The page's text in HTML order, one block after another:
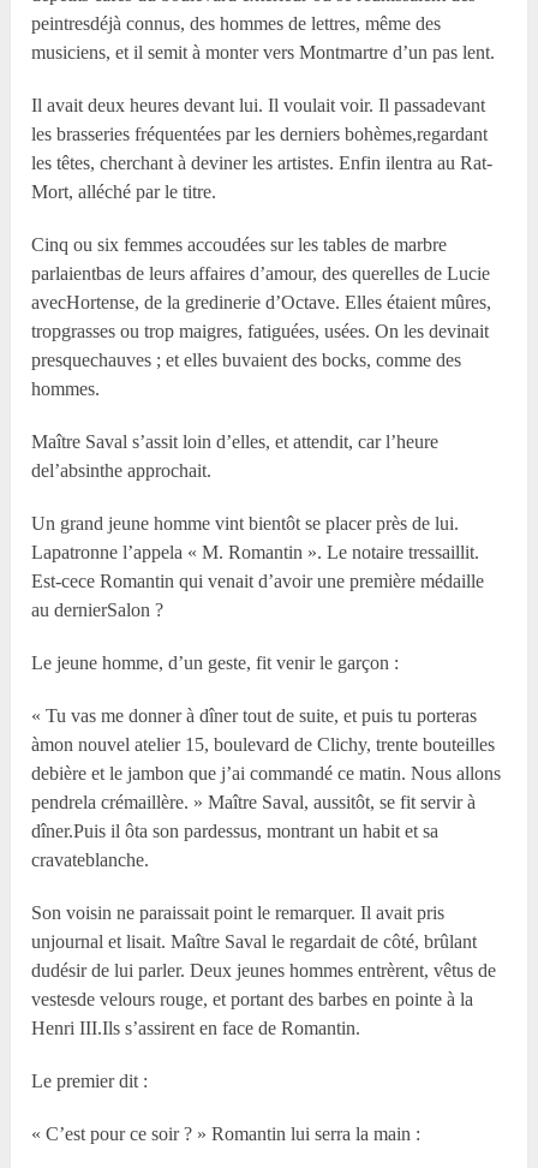
peintresdéjà connus, des hommes de lettres, même des
musiciens, et il semit à monter vers Montmartre d’un pas lent.
Il avait deux heures devant lui. Il voulait voir. Il passadevant
les brasseries fréquentées par les derniers bohèmes,regardant
les têtes, cherchant à deviner les artistes. Enfin ilentra au Rat-
Mort, alléché par le titre.
Cinq ou six femmes accoudées sur les tables de marbre
parlaientbas de leurs affaires d’amour, des querelles de Lucie
avecHortense, de la gredinerie d’Octave. Elles étaient mûres,
tropgrasses ou trop maigres, fatiguées, usées. On les devinait
presquechauves ; et elles buvaient des bocks, comme des
hommes.
Maître Saval s’assit loin d’elles, et attendit, car l’heure
del’absinthe approchait.
Un grand jeune homme vint bientôt se placer près de lui.
Lapatronne l’appela « M. Romantin ». Le notaire tressaillit.
Est-cece Romantin qui venait d’avoir une première médaille
au dernierSalon ?
Le jeune homme, d’un geste, fit venir le garçon :
« Tu vas me donner à dîner tout de suite, et puis tu porteras
àmon nouvel atelier 15, boulevard de Clichy, trente bouteilles
debière et le jambon que j’ai commandé ce matin. Nous allons
pendrela crémaillère. » Maître Saval, aussitôt, se fit servir à
dîner.Puis il ôta son pardessus, montrant un habit et sa
cravateblanche.
Son voisin ne paraissait point le remarquer. Il avait pris
unjournal et lisait. Maître Saval le regardait de côté, brûlant
dudésir de lui parler. Deux jeunes hommes entrèrent, vêtus de
vestesde velours rouge, et portant des barbes en pointe à la
Henri III.Ils s’assirent en face de Romantin.
Le premier dit :
« C’est pour ce soir ? » Romantin lui serra la main :